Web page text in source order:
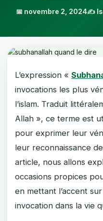
📅 novembre 2, 2024✍️
L’expression «
invocations les plus
l’islam. Traduit
Allah », ce terme est
pour exprimer leur
leur reconnaissance
article, nous allons
occasions propices
en mettant l’accent
invocation dans la vie